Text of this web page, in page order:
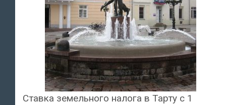
Ставка земельного налога в Тарту с 1